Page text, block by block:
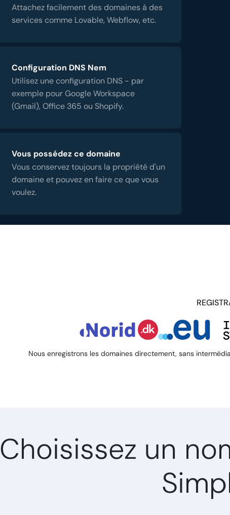
Attachez facilement des domaines à des
services comme Lovable, Webflow, etc.
Configuration DNS Nem
Utilisez une configuration DNS - par
exemple pour Google Workspace
(Gmail), Office 365 ou Shopify.
Vous possédez ce domaine
Vous conservez toujours la propriété d'un
domaine et pouvez en faire ce que vous
voulez.
Nous enregistrons les domaines directement, sans
Choisissez un